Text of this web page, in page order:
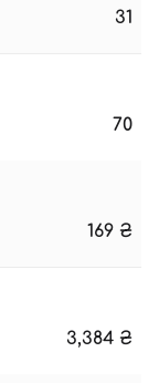
31
70
169 ₴
3,384 ₴